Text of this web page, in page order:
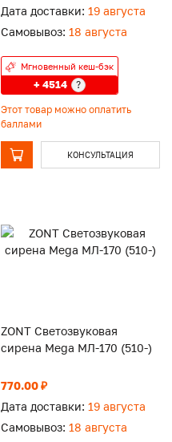
Дата доставки: 19 августа
Самовывоз: 18 августа
Мгновенный кеш-бэк
+ 4514 ?
Этот товар можно оплатить
баллами
КОНСУЛЬТАЦИЯ
ZONT Светозвуковая
сирена Mega МЛ-170 (510-)
770.00 ₽
Дата доставки: 19 августа
Самовывоз: 18 августа